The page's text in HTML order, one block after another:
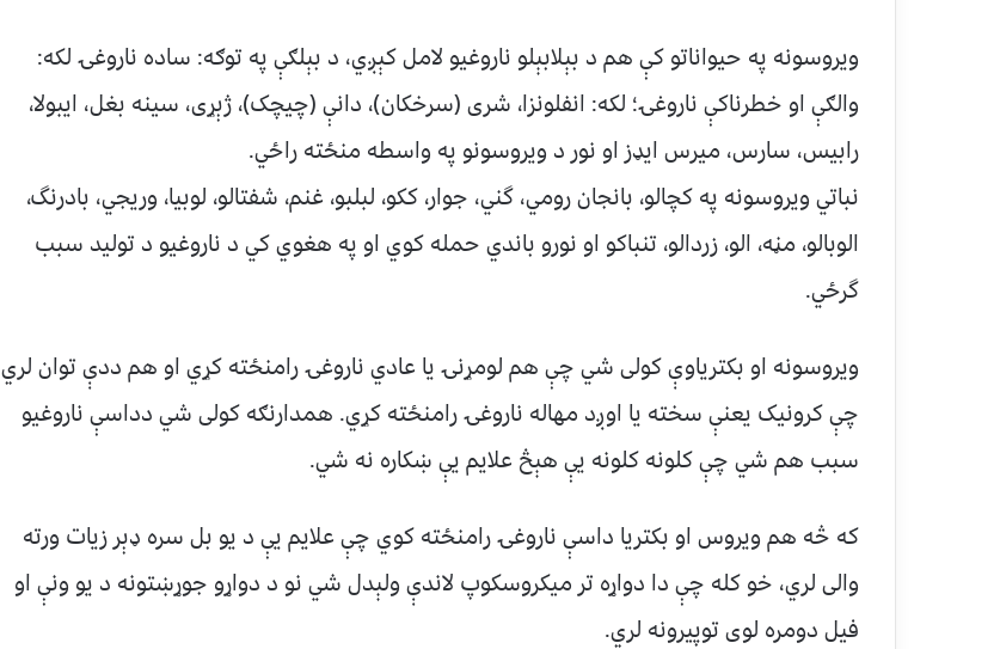
ويروسونه په حیواناتو کې هم د بېلابېلو ناروغيو لامل کېږي، د بېلګې په توګه: ساده ناروغۍ لکه:
والګې او خطرناکې ناروغۍ؛ لکه: انفلونزا، شری (سرخکان)، دانې (چيچک)، ژېړی، سینه بغل، ایبولا،
رابیس، سارس، میرس ايډز او نور د ويروسونو په واسطه منځته راځي.
نباتي ويروسونه په کچالو، بانجان رومي، گني، جوار، ککو، لبلبو، غنم، شفتالو، لوبيا، وريجي، بادرنگ،
الوبالو، مڼه، الو، زردالو، تنباکو او نورو باندي حمله کوي او په هغوي کي د ناروغيو د توليد سبب
گرځي.
ویروسونه او بکتریاوې کولی شي چې هم لومړنۍ یا عادي ناروغۍ رامنځته کړي او هم ددې توان لري
چې کرونیک یعنې سخته یا اوږد مهاله ناروغۍ رامنځته کړي. همدارنګه کولی شي دداسې ناروغیو
سبب هم شي چې کلونه کلونه یې هېڅ علایم یې ښکاره نه شي.
که څه هم ویروس او بکتریا داسې ناروغۍ رامنځته کوي چې علایم یې د یو بل سره ډېر زیات ورته
والی لري، خو کله چې دا دواړه تر میکروسکوپ لاندې ولېدل شي نو د دواړو جوړښتونه د یو ونې او
فیل دومره لوی توپيرونه لري.